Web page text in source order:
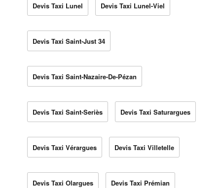
Devis Taxi Lunel Devis Taxi Lunel-Viel
Devis Taxi Saint-Just 34
Devis Taxi Saint-Nazaire-De-Pézan
Devis Taxi Saint-Seriès Devis Taxi Saturargues
Devis Taxi Vérargues Devis Taxi Villetelle
Devis Taxi Olargues Devis Taxi Prémian